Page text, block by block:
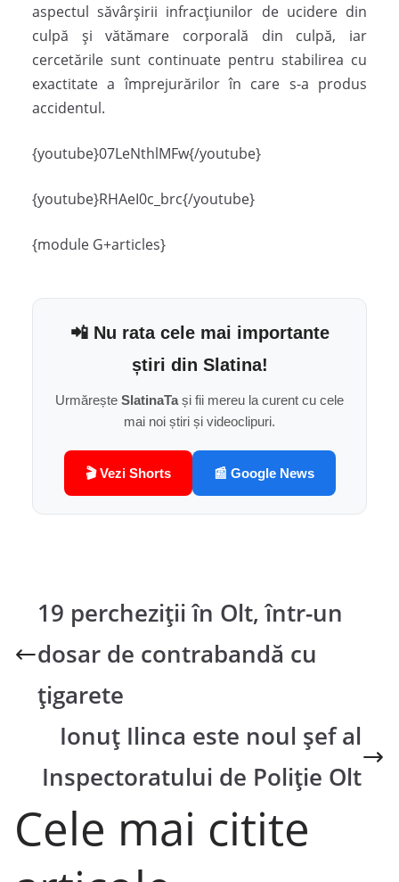
aspectul săvârşirii infracţiunilor de ucidere din
culpă şi vătămare corporală din culpă, iar
cercetările sunt continuate pentru stabilirea cu
exactitate a împrejurărilor în care s-a produs
accidentul.
{youtube}07LeNthlMFw{/youtube}
{youtube}RHAeI0c_brc{/youtube}
{module G+articles}
📲 Nu rata cele mai importante
știri din Slatina!
Urmărește SlatinaTași fii mereu la curent cu cele
mai noi știri și videoclipuri.
🎬 Vezi Shorts 📰 Google News
19 percheziții în Olt, într-un
dosar de contrabandă cu
țigarete
Ionuț Ilinca este noul șef al
Inspectoratului de Poliție Olt
Cele mai citite